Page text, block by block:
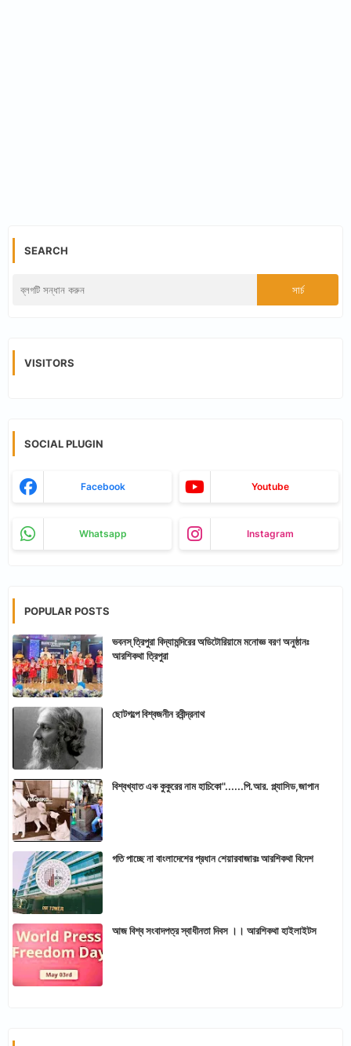
SEARCH
VISITORS
SOCIAL PLUGIN
Facebook Youtube
Whatsapp Instagram
POPULAR POSTS
ভবনস্ ত্রিপুরা বিদ্যামন্দিরের অডিটোরিয়ামে মনোজ্ঞ বরণ অনুষ্ঠানঃ
আরশিকথা ত্রিপুরা
ছোটগল্পে বিশ্বজনীন রবীন্দ্রনাথ
বিশ্বখ্যাত এক কুকুরের নাম হাচিকো"......পি.আর. প্ল্যাসিড,জাপান
গতি পাচ্ছে না বাংলাদেশের প্রধান শেয়ারবাজারঃ আরশিকথা বিদেশ
আজ বিশ্ব সংবাদপত্র স্বাধীনতা দিবস ।। আরশিকথা হাইলাইটস